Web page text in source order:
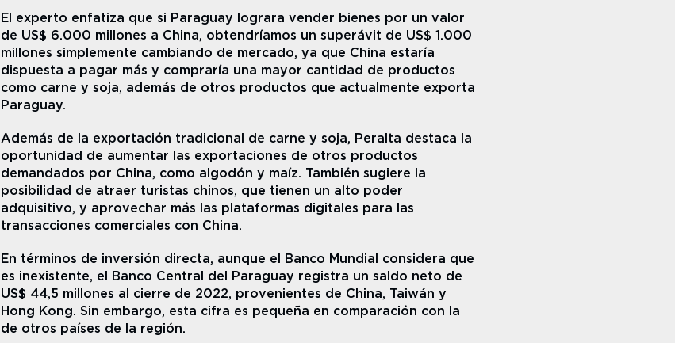
El experto enfatiza que si Paraguay lograra vender bienes por un valor
de US$ 6.000 millones a China, obtendríamos un superávit de US$ 1.000
millones simplemente cambiando de mercado, ya que China estaría
dispuesta a pagar más y compraría una mayor cantidad de productos
como carne y soja, además de otros productos que actualmente exporta
Paraguay.
Además de la exportación tradicional de carne y soja, Peralta destaca la
oportunidad de aumentar las exportaciones de otros productos
demandados por China, como algodón y maíz. También sugiere la
posibilidad de atraer turistas chinos, que tienen un alto poder
adquisitivo, y aprovechar más las plataformas digitales para las
transacciones comerciales con China.
En términos de inversión directa, aunque el Banco Mundial considera que
es inexistente, el Banco Central del Paraguay registra un saldo neto de
US$ 44,5 millones al cierre de 2022, provenientes de China, Taiwán y
Hong Kong. Sin embargo, esta cifra es pequeña en comparación con la
de otros países de la región.